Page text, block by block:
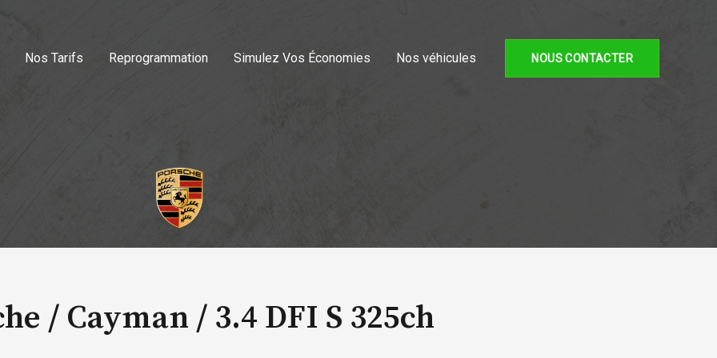
Nos Tarifs Reprogrammation Simulez Vos Économies Nos véhicules NOUS CONTACTER
/ Cayman / 3.4 DFI S 325ch